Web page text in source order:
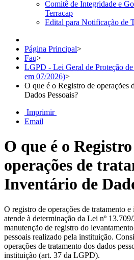
Comitê de Integridade e
Terracap
Edital para Notificação de
Página Principal>
Faq>
LGPD - Lei Geral de Proteção
em 07/2026)>
O que é o Registro de operações
Dados Pessoais?
Imprimir
Email
O que é o
operações de
Inventário de
O registro de operações de tratamento
atende à determinação da Lei nº
manutenção de registro do
pessoais realizado pela instituição.
operações de tratamento dos dados
instituição (art. 37 da LGPD).